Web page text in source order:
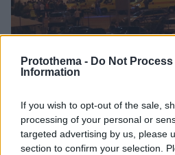
Protothema - Do Not Process
Information
If you wish to opt-out of the sale,
processing of your personal or
targeted advertising by us, please
section to confirm your selection.
Εκατοντάδες επιβάτες
«Ελευθέριος Βενιζέλος»,